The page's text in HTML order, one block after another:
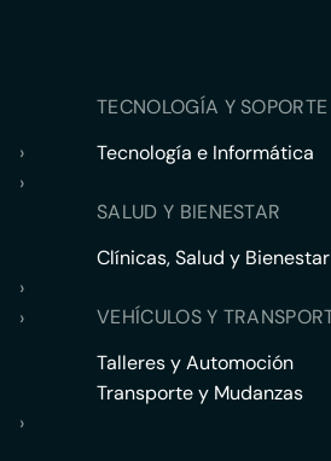
›
›
›
›
›
TECNOLOGÍA Y
Tecnología e Informática
SALUD Y BIENESTAR
Clínicas, Salud y Bienestar
VEHÍCULOS Y
Talleres y Automoción
Transporte y Mudanzas